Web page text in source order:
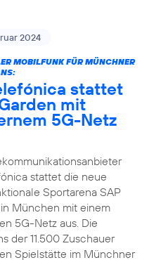
2024
MOBILFUNK FÜR MÜNCHNER
stattet
mit
5G-Netz
stattet die neue
Sportarena SAP
München mit einem
5G-Netz aus. Die
der 11.500 Zuschauer
Spielstätte im Münchner